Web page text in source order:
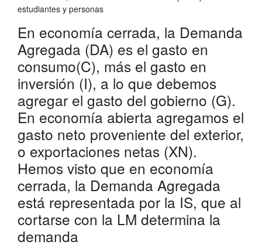
estudiantes y personas
En economía cerrada, la Demanda
Agregada (DA) es el gasto en
consumo(C), más el gasto en
inversión (I), a lo que debemos
agregar el gasto del gobierno (G).
En economía abierta agregamos el
gasto neto proveniente del exterior,
o exportaciones netas (XN).
Hemos visto que en economía
cerrada, la Demanda Agregada
está representada por la IS, que al
cortarse con la LM determina la
demanda